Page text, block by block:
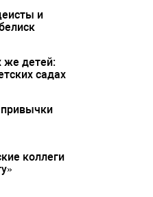
и
же детей:
садах
привычки
коллеги